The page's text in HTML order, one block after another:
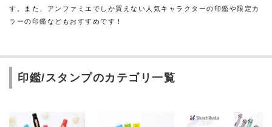
す。また、アンファミエでしか買えない人気キャラクターの印鑑や限定カ
ラーの印鑑などもおすすめです！
印鑑/スタンプのカテゴリ一覧